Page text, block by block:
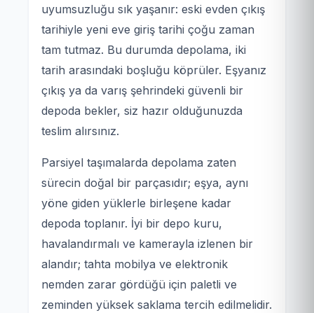
uyumsuzluğu sık yaşanır: eski evden çıkış
tarihiyle yeni eve giriş tarihi çoğu zaman
tam tutmaz. Bu durumda depolama, iki
tarih arasındaki boşluğu köprüler. Eşyanız
çıkış ya da varış şehrindeki güvenli bir
depoda bekler, siz hazır olduğunuzda
teslim alırsınız.
Parsiyel taşımalarda depolama zaten
sürecin doğal bir parçasıdır; eşya, aynı
yöne giden yüklerle birleşene kadar
depoda toplanır. İyi bir depo kuru,
havalandırmalı ve kamerayla izlenen bir
alandır; tahta mobilya ve elektronik
nemden zarar gördüğü için paletli ve
zeminden yüksek saklama tercih edilmelidir.